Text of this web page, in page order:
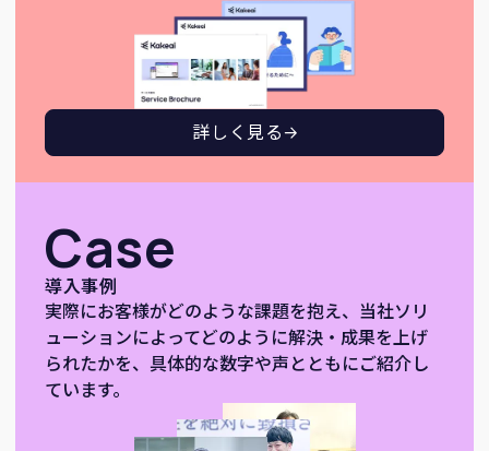
詳しく見る
Case
導入事例
実際にお客様がどのような課題を抱え、当社ソリ
ューションによってどのように解決・成果を上げ
られたかを、具体的な数字や声とともにご紹介し
ています。